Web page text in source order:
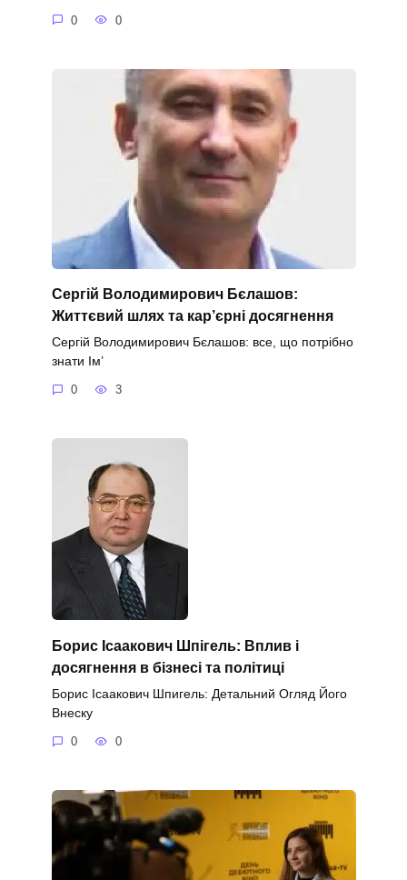
0 0
Сергій Володимирович Бєлашов:
Життєвий шлях та кар’єрні досягнення
Сергій Володимирович Бєлашов: все, що потрібно
знати Ім’
0 3
Борис Ісаакович Шпігель: Вплив і
досягнення в бізнесі та політиці
Борис Ісаакович Шпигель: Детальний Огляд Його
Внеску
0 0